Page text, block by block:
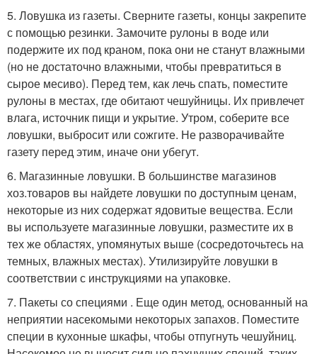
5. Ловушка из газеты. Сверните газеты, концы закрепите
с помощью резинки. Замочите рулоны в воде или
подержите их под краном, пока они не станут влажными
(но не достаточно влажными, чтобы превратиться в
сырое месиво). Перед тем, как лечь спать, поместите
рулоны в местах, где обитают чешуйницы. Их привлечет
влага, источник пищи и укрытие. Утром, соберите все
ловушки, выбросит или сожгите. Не разворачивайте
газету перед этим, иначе они убегут.
6. Магазинные ловушки. В большинстве магазинов
хоз.товаров вы найдете ловушки по доступным ценам,
некоторые из них содержат ядовитые вещества. Если
вы используете магазинные ловушки, разместите их в
тех же областях, упомянутых выше (сосредоточьтесь на
темных, влажных местах). Утилизируйте ловушки в
соответствии с инструкциями на упаковке.
7. Пакеты со специями . Еще один метод, основанный на
неприятии насекомыми некоторых запахов. Поместите
специи в кухонные шкафы, чтобы отпугнуть чешуйниц.